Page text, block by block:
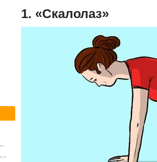
1. «Скалолаз»